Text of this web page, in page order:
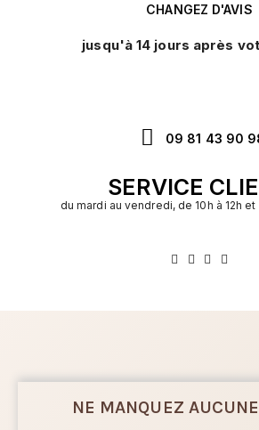
CHANGEZ D'AVIS
jusqu'à 14 jours après
09 81 43 90
SERVICE
du mardi au vendredi, de 10h à 12h et
NE MANQUEZ